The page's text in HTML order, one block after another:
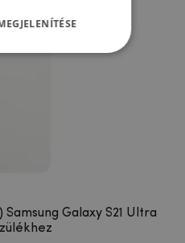
Galaxy S21 Ultra